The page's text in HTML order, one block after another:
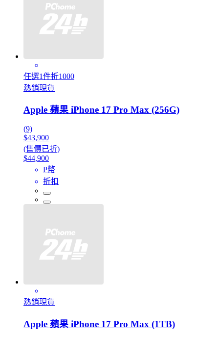
任選1件折1000
熱銷現貨
Apple 蘋果 iPhone 17 Pro Max (256G)
(9)
$43,900
(售價已折)
$44,900
P幣
折扣
熱銷現貨
Apple 蘋果 iPhone 17 Pro Max (1TB)